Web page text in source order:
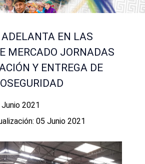
EN LAS
MERCADO JORNADAS
Y ENTREGA DE
2021
05 Junio 2021